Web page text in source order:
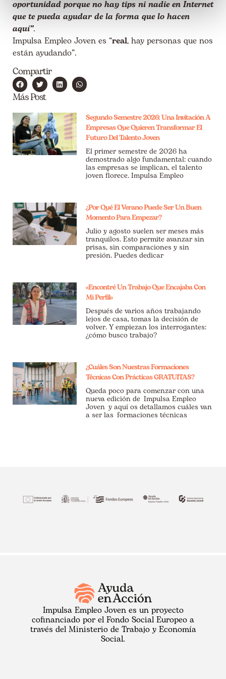
oportunidad porque no hay tips ni nadie en Internet
que te pueda ayudar de la forma que lo hacen
aquí”.
Impulsa Empleo Joven es “real, hay personas que nos
están ayudando”.
Compartir
Más Post
Segundo Semestre 2026: Una Invitación A
Empresas Que Quieren Transformar El
Futuro Del Talento Joven
El primer semestre de 2026 ha
demostrado algo fundamental: cuando
las empresas se implican, el talento
joven florece. Impulsa Empleo
¿Por Qué El Verano Puede Ser Un Buen
Momento Para Empezar?
Julio y agosto suelen ser meses más
tranquilos. Esto permite avanzar sin
prisas, sin comparaciones y sin
presión. Puedes dedicar
«Encontré Un Trabajo Que Encajaba Con
Mi Perfil»
Después de varios años trabajando
lejos de casa, tomas la decisión de
volver. Y empiezan los interrogantes:
¿cómo busco trabajo?
¿Cuáles Son Nuestras Formaciones
Técnicas Con Prácticas GRATUITAS?
Queda poco para comenzar con una
nueva edición de Impulsa Empleo
Joven y aquí os detallamos cuáles van
a ser las formaciones técnicas
Impulsa Empleo Joven es un proyecto
cofinanciado por el Fondo Social Europeo a
través del Ministerio de Trabajo y Economía
Social.